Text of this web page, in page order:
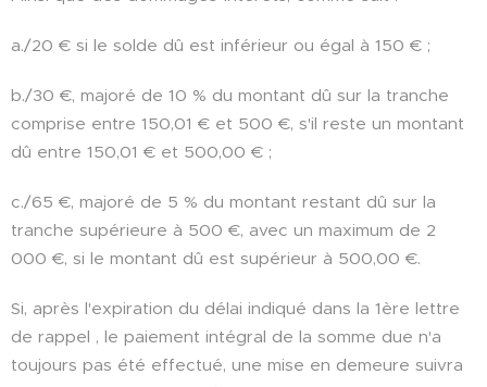
a./20 € si le solde dû est inférieur ou égal à 150 € ;
b./30 €, majoré de 10 % du montant dû sur la tranche
comprise entre 150,01 € et 500 €, s'il reste un montant
dû entre 150,01 € et 500,00 € ;
c./65 €, majoré de 5 % du montant restant dû sur la
tranche supérieure à 500 €, avec un maximum de 2
000 €, si le montant dû est supérieur à 500,00 €.
Si, après l'expiration du délai indiqué dans la 1ère lettre
de rappel , le paiement intégral de la somme due n'a
toujours pas été effectué, une mise en demeure suivra